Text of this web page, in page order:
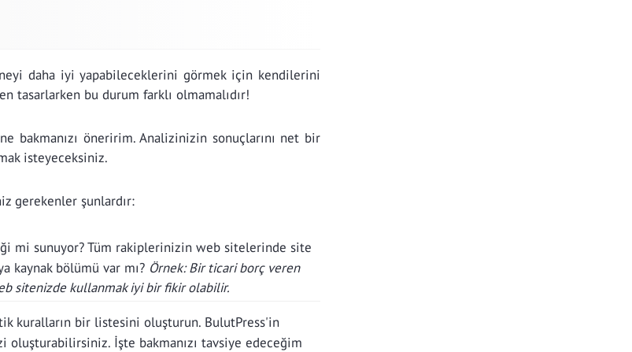
daha iyi yapabileceklerini görmek için kendilerini
tasarlarken bu durum farklı olmamalıdır!
bakmanızı öneririm. Analizinizin sonuçlarını net bir
isteyeceksiniz.
gerekenler şunlardır:
mi sunuyor? Tüm rakiplerinizin web sitelerinde site
kaynak bölümü var mı? Örnek: Bir ticari borç veren
sitenizde kullanmak iyi bir fikir olabilir.
kuralların bir listesini oluşturun. BulutPress'in
İşte bakmanızı tavsiye edeceğim